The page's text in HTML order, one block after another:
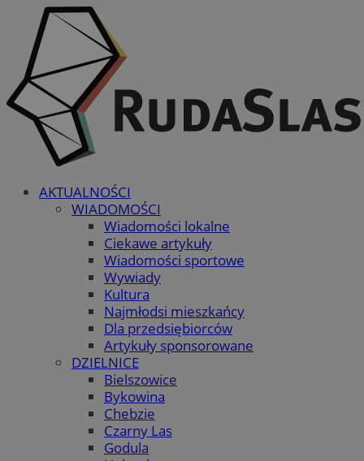
AKTUALNOŚCI
WIADOMOŚCI
Wiadomości lokalne
Ciekawe artykuły
Wiadomości sportowe
Wywiady
Kultura
Najmłodsi mieszkańcy
Dla przedsiębiorców
Artykuły sponsorowane
DZIELNICE
Bielszowice
Bykowina
Chebzie
Czarny Las
Godula